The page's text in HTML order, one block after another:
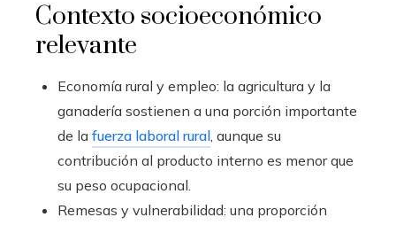
Contexto socioeconómico
relevante
Economía rural y empleo: la agricultura y la
ganadería sostienen a una porción importante
de la fuerza laboral rural, aunque su
contribución al producto interno es menor que
su peso ocupacional.
Remesas y vulnerabilidad: una proporción